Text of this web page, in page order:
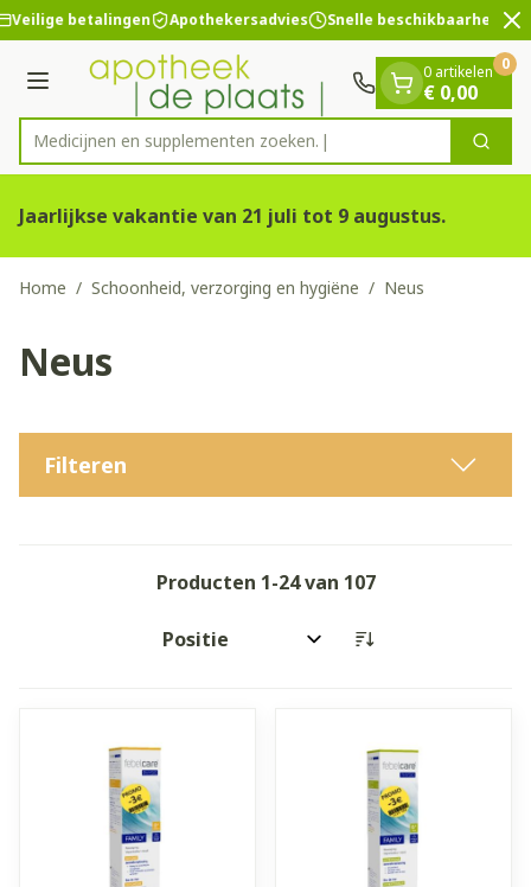
Ga naar de inhoud
2 van 2
Veilige betalingen Apothekersadvies Snelle beschikbaarheid
Menu
Product, merk, categorie...
Medicijnen en sup Zoek
0 artikelen
€ 0,00
0
Jaarlijkse vakantie van 21 juli tot 9 augustus.
Home / Schoonheid, verzorging en hygiëne / Neus
Neus
Filteren
Producten 1-24van 107
Sorteer op: